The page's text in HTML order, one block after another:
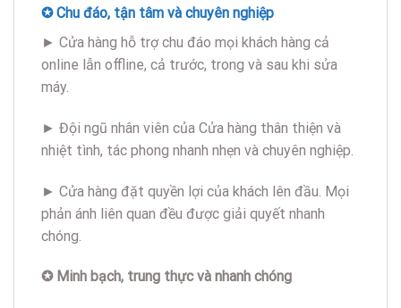
✪ Chu đáo, tận tâm và chuyên nghiệp
► Cửa hàng hỗ trợ chu đáo mọi khách hàng cả
online lẫn offline, cả trước, trong và sau khi sửa
máy.
► Đội ngũ nhân viên của Cửa hàng thân thiện và
nhiệt tình, tác phong nhanh nhẹn và chuyên nghiệp.
► Cửa hàng đặt quyền lợi của khách lên đầu. Mọi
phản ánh liên quan đều được giải quyết nhanh
chóng.
✪ Minh bạch, trung thực và nhanh chóng